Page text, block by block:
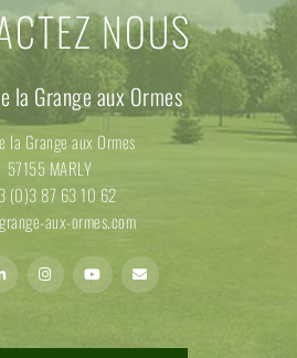
NOUS
la Grange aux Ormes
la Grange aux Ormes
57155 MARLY
(0)3 87 63 10 62
aux-ormes.com